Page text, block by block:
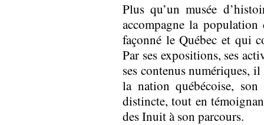
Plus qu’un musée
accompagne la
façonné le Québec et qui
Par ses expositions, ses
ses contenus numériques,
la nation québécoise,
distincte, tout en
des Inuit à son parcours.